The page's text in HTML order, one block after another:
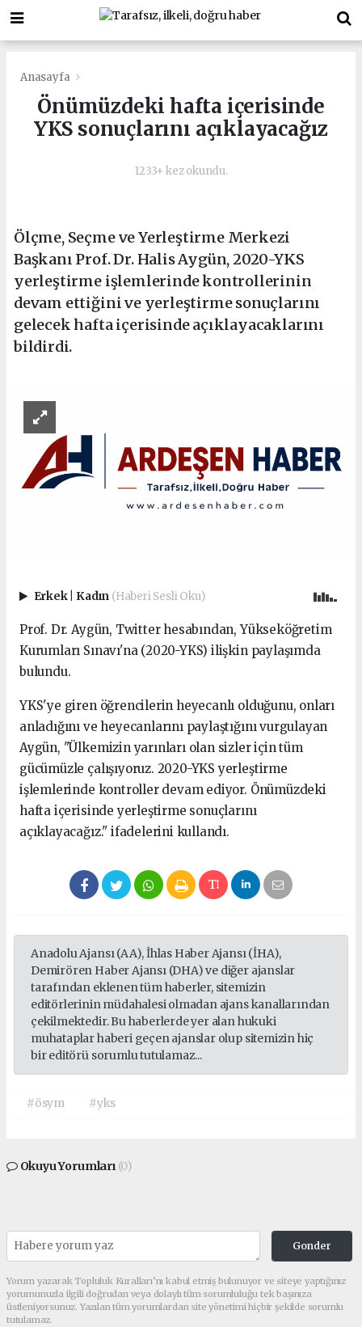
Anasayfa
Önümüzdeki hafta içerisinde
YKS sonuçlarını açıklayacağız
1233+ kez okundu.
Ölçme, Seçme ve Yerleştirme Merkezi
Başkanı Prof. Dr. Halis Aygün, 2020-YKS
yerleştirme işlemlerinde kontrollerinin
devam ettiğini ve yerleştirme sonuçlarını
gelecek hafta içerisinde açıklayacaklarını
bildirdi.
Erkek Kadın (Haberi Sesli Oku)
Prof. Dr. Aygün, Twitter hesabından, Yükseköğretim
Kurumları Sınavı'na (2020-YKS) ilişkin paylaşımda
bulundu.
YKS'ye giren öğrencilerin heyecanlı olduğunu, onları
anladığını ve heyecanlarını paylaştığını vurgulayan
Aygün, "Ülkemizin yarınları olan sizler için tüm
gücümüzle çalışıyoruz. 2020-YKS yerleştirme
işlemlerinde kontroller devam ediyor. Önümüzdeki
hafta içerisinde yerleştirme sonuçlarını
açıklayacağız." ifadelerini kullandı.
Anadolu Ajansı (AA), İhlas Haber Ajansı (İHA),
Demirören Haber Ajansı (DHA) ve diğer ajanslar
tarafından eklenen tüm haberler, sitemizin
editörlerinin müdahalesi olmadan ajans kanallarından
çekilmektedir. Bu haberlerde yer alan hukuki
muhataplar haberi geçen ajanslar olup sitemizin hiç
bir editörü sorumlu tutulamaz...
#ösym #yks
Okuyu Yorumları (0)
Gonder
Yorum yazarak Topluluk Kuralları’nı kabul etmiş bulunuyor ve siteye yaptığınız
yorumunuzla ilgili doğrudan veya dolaylı tüm sorumluluğu tek başınıza
üstleniyorsunuz. Yazılan tüm yorumlardan site yönetimi hiçbir şekilde sorumlu
tutulamaz.